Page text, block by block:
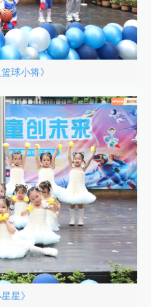
球小将》
星》